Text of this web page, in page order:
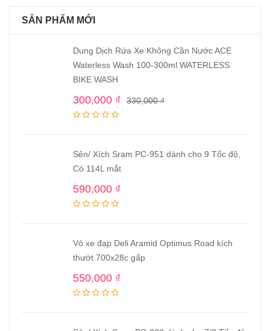
SẢN PHẨM MỚI
Dung Dịch Rửa Xe Không Cần Nước ACE
Waterless Wash 100-300ml WATERLESS
BIKE WASH
330,000₫
300,000 ₫
Sên/ Xích Sram PC-951 dành cho 9 Tốc độ,
Có 114L mắt
590,000 ₫
Vỏ xe đạp Deli Aramid Optimus Road kích
thướt 700x28c gấp
550,000 ₫